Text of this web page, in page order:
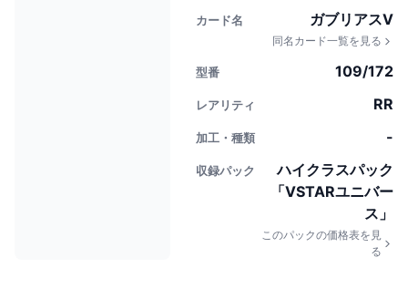
カード名 ガブリアスV
同名カード一覧を見る
型番 109/172
レアリティ RR
加工・種類 -
収録パック
ハイクラスパック
「VSTARユニバー
ス」
このパックの価格表を見
る